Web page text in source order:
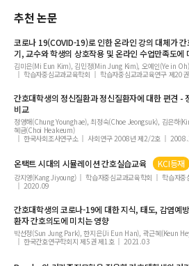
추천 논문
코로나 19(COVID-19)로 인한 온라인 강의 대체가
기, 교수와 학생의 상호작용 및 온라인 수업만족도에
김미은(Mi Eun Kim), 김민정(Min Jung Kim), 오예인(Ye in
학습자중심교과교육학회
학습자중심교과교육연구 제20
간호대학생의 정신질환과 정신질환자에 대한 편견 -
비교
정영해(Chung Younghae), 최정숙(Choe Jeongsuk), 김은하
혜금(Choi Heakeum)
한국사회조사연구소
사회연구 2008년 제2/2호
온택트 시대의 시뮬레이션 간호실습교육 KCI등재
강지영(Kang Jiyoung) 학습자중심교과교육학회
학습자중
2020.09
간호대학생의 코로나-19에 대한 지식, 태도, 감염예
환자 간호의도에 미치는 영향
박선정(Sun Jung Park), 한지은(Ji Eun Han), 곽근혜(Keun
한국간호연구학회지 제5권 제1호
2021.03